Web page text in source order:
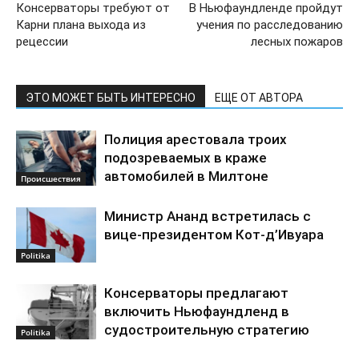
Консерваторы требуют от
Карни плана выхода из
рецессии
В Ньюфаундленде пройдут
учения по расследованию
лесных пожаров
ЭТО МОЖЕТ БЫТЬ ИНТЕРЕСНО ЕЩЕ ОТ АВТОРА
Происшествия
Полиция арестовала троих
подозреваемых в краже
автомобилей в Милтоне
Politika
Министр Ананд встретилась с
вице-президентом Кот-д’Ивуара
Politika
Консерваторы предлагают
включить Ньюфаундленд в
судостроительную стратегию